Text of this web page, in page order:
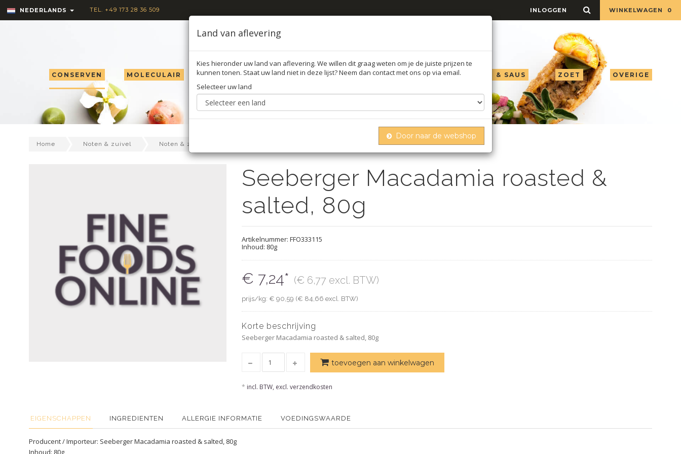
NEDERLANDS TEL. +49 173 28 36 509 WINKELWAGEN 0
INLOGGEN
CONSERVEN MOLECULAIR TRUFFEL OLIE AZIJN & SAUS ZOET OVERIGE
Home Noten & zuivel Noten & zaden Seeberger macadamia roasted & salted, 80g
Seeberger Macadamia roasted &
salted, 80g
Artikelnummer: FFO333115
Inhoud: 80g
€ 7,24* (€ 6,77 excl. BTW)
prijs/kg: € 90,59 (€ 84,66 excl. BTW)
Korte beschrijving
Seeberger Macadamia roasted & salted, 80g
toevoegen aan winkelwagen
* incl. BTW, excl. verzendkosten
EIGENSCHAPPEN INGREDIENTEN ALLERGIE INFORMATIE VOEDINGSWAARDE
Producent / Importeur: Seeberger Macadamia roasted & salted, 80g
Inhoud: 80g
Land van aflevering
Kies hieronder uw land van aflevering. We willen dit graag weten om je de juiste prijzen te
kunnen tonen. Staat uw land niet in deze lijst? Neem dan contact met ons op via email.
Selecteer uw land
Door naar de webshop